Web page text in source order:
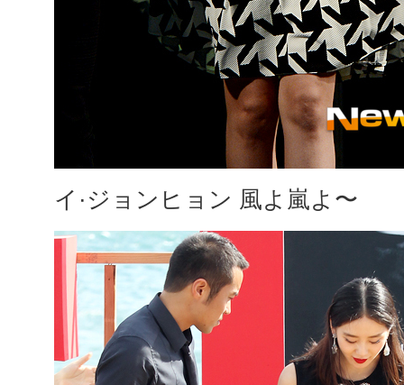
イ·ジョンヒョン 風よ嵐よ〜